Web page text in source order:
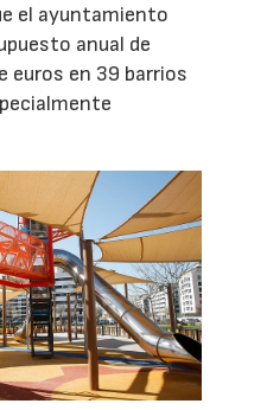
el ayuntamiento
anual de
euros en 39 barrios